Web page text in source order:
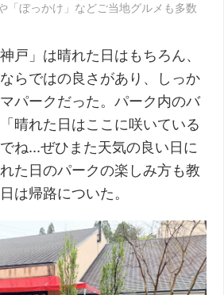
「ぼっかけ」などご当地グルメも多数
戸」は晴れた日はもちろん、
らではの良さがあり、しっか
パークだった。パーク内のバ
晴れた日はここに咲いている
ね…ぜひまた天気の良い日に
た日のパークの楽しみ方も教
は帰路についた。